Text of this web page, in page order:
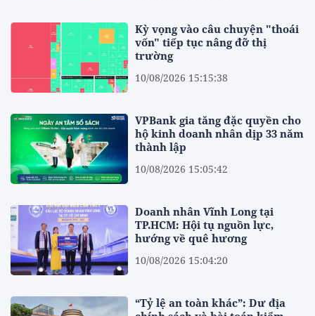
Kỳ vọng vào câu chuyện "thoái
vốn" tiếp tục nâng đỡ thị
trường
10/08/2026 15:15:38
VPBank gia tăng đặc quyền cho
hộ kinh doanh nhân dịp 33 năm
thành lập
10/08/2026 15:05:42
Doanh nhân Vĩnh Long tại
TP.HCM: Hội tụ nguồn lực,
hướng về quê hương
10/08/2026 15:04:20
“Tỷ lệ an toàn khác”: Dư địa